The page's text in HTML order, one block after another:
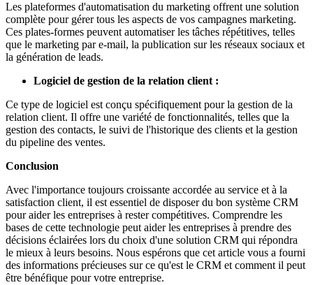
Les plateformes d'automatisation du marketing offrent une solution
complète pour gérer tous les aspects de vos campagnes marketing.
Ces plates-formes peuvent automatiser les tâches répétitives, telles
que le marketing par e-mail, la publication sur les réseaux sociaux et
la génération de leads.
Logiciel de gestion de la relation client :
Ce type de logiciel est conçu spécifiquement pour la gestion de la
relation client. Il offre une variété de fonctionnalités, telles que la
gestion des contacts, le suivi de l'historique des clients et la gestion
du pipeline des ventes.
Conclusion
Avec l'importance toujours croissante accordée au service et à la
satisfaction client, il est essentiel de disposer du bon système CRM
pour aider les entreprises à rester compétitives. Comprendre les
bases de cette technologie peut aider les entreprises à prendre des
décisions éclairées lors du choix d'une solution CRM qui répondra
le mieux à leurs besoins. Nous espérons que cet article vous a fourni
des informations précieuses sur ce qu'est le CRM et comment il peut
être bénéfique pour votre entreprise.